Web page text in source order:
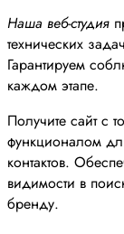
Наша веб-студия
технических
Гарантируем
каждом этапе.
Получите сайт с
функционалом
контактов.
видимости в
бренду.